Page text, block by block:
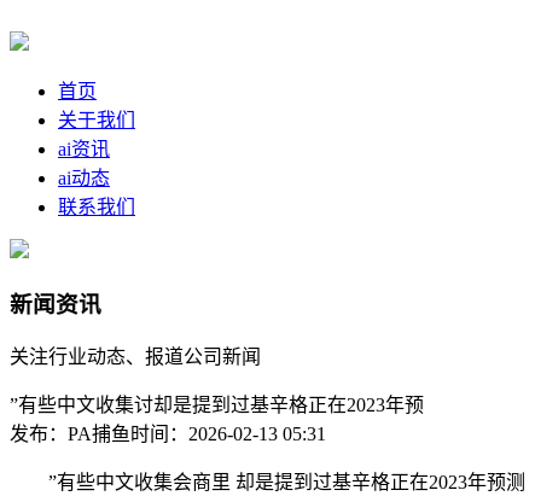
首页
关于我们
ai资讯
ai动态
联系我们
新闻资讯
关注行业动态、报道公司新闻
”有些中文收集讨却是提到过基辛格正在2023年预
发布：PA捕鱼时间：2026-02-13 05:31
”有些中文收集会商里 却是提到过基辛格正在2023年预测